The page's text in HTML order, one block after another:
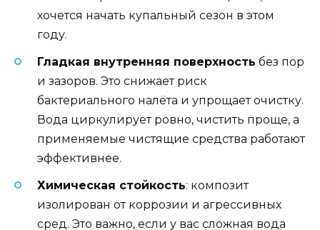
хочется начать купальный сезон в этом
году.
Гладкая внутренняя поверхность без пор
и зазоров. Это снижает риск
бактериального налёта и упрощает очистку.
Вода циркулирует ровно, чистить проще, а
применяемые чистящие средства работают
эффективнее.
Химическая стойкость: композит
изолирован от коррозии и агрессивных
сред. Это важно, если у вас сложная вода